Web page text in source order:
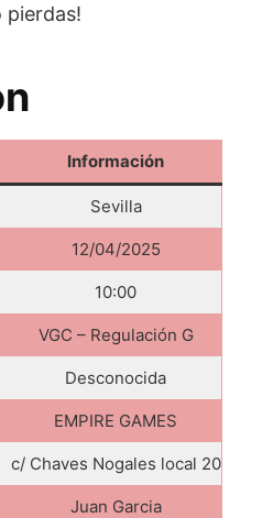
pierdas!
Información
Sevilla
12/04/2025
10:00
VGC – Regulación G
Desconocida
EMPIRE GAMES
c/ Chaves Nogales local 20
Juan Garcia